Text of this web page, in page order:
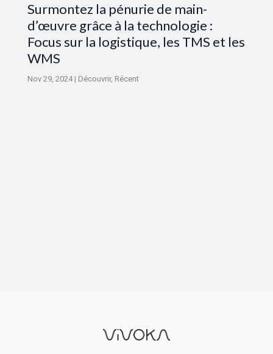
Surmontez la pénurie de main-
d’œuvre grâce à la technologie :
Focus sur la logistique, les TMS et les
WMS
Nov 29, 2024| Découvrir, Récent